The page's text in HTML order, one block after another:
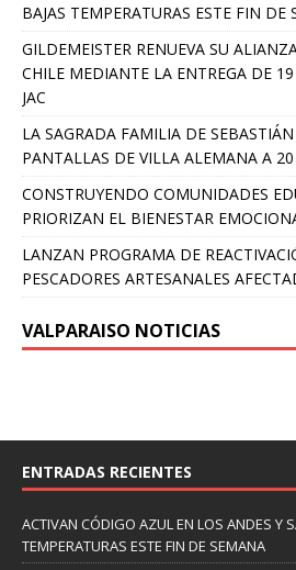
BAJAS TEMPERATURAS ESTE FIN DE
GILDEMEISTER RENUEVA SU
CHILE MEDIANTE LA ENTREGA DE
JAC
LA SAGRADA FAMILIA DE
PANTALLAS DE VILLA ALEMANA A
CONSTRUYENDO COMUNIDADES
PRIORIZAN EL BIENESTAR
LANZAN PROGRAMA DE
PESCADORES ARTESANALES
VALPARAISO NOTICIAS
ENTRADAS RECIENTES
ACTIVAN CÓDIGO AZUL EN LOS ANDES Y
TEMPERATURAS ESTE FIN DE SEMANA